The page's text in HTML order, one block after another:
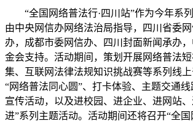
“全国网络普法行·四川站”作为今年系列
由中央网信办网络法治局指导，四川省委
办，成都市委网信办、四川封面新闻承办
金会支持。活动期间，策划开展网络普法
集、互联网法律法规知识挑战赛等系列线上
“网络普法同心圆”、打卡体验、主题交通
宣传活动，以及进校园、进企业、进网站
进”系列主题活动。活动期间还将召开“全国